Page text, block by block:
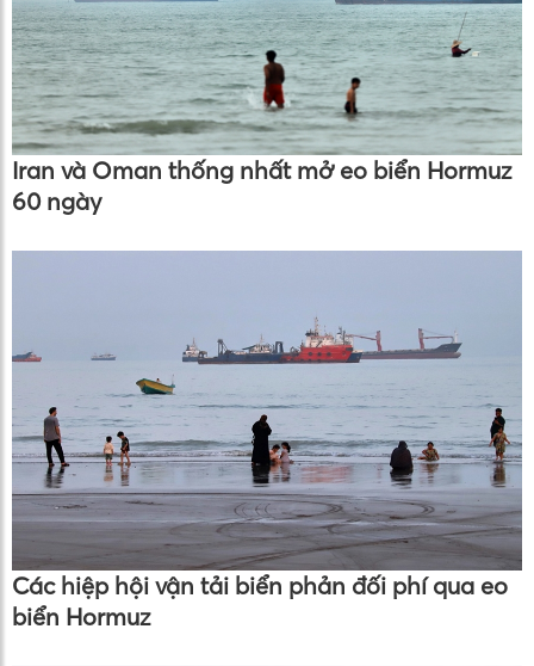
Iran và Oman thống nhất mở eo biển Hormuz
60 ngày
Các hiệp hội vận tải biển phản đối phí qua eo
biển Hormuz